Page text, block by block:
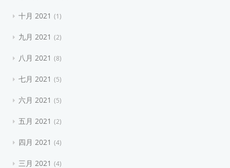
十月 2021 1
九月 2021 2
八月 2021 8
七月 2021 5
六月 2021 5
五月 2021 2
四月 2021 4
三月 2021 4